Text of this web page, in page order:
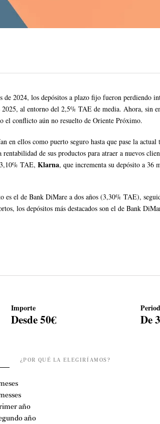
2024, los depósitos a plazo fijo fueron perdiendo
al entorno del 2,5% TAE de media. Ahora, sin
el conflicto aún no resuelto de Oriente Próximo.
en ellos como puerto seguro hasta que pase la
de sus productos para atraer a nuevos
TAE, Klarna, que incrementa su depósito a 36
el de Bank DiMare a dos años (3,30% TAE),
los depósitos más destacados son el de Bank
Importe
Desde 50€ De
¿POR QUÉ LA ELEGIRÍAMOS?
año
año